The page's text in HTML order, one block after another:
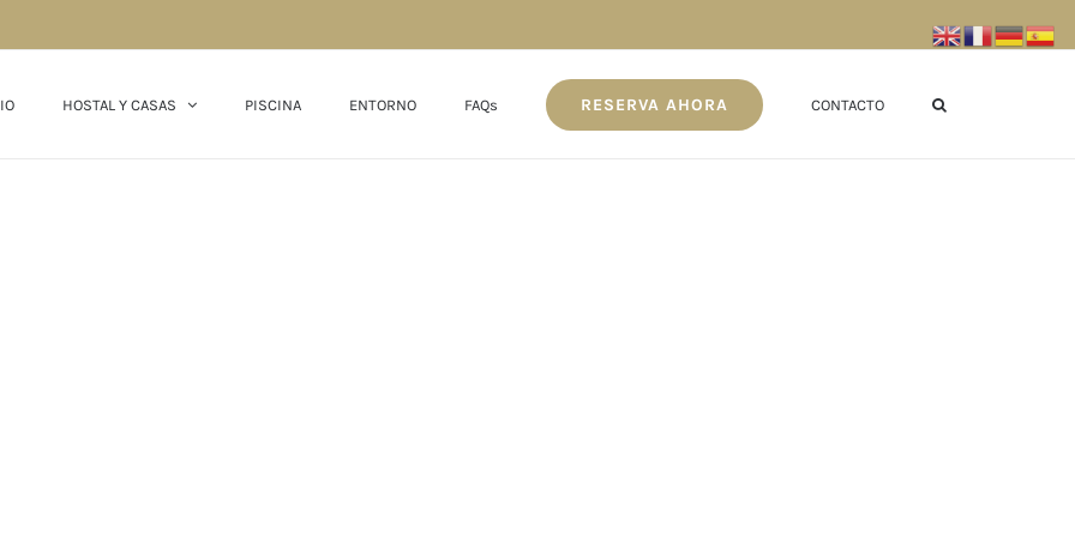
HOSTAL Y CASAS PISCINA ENTORNO FAQs RESERVA AHORA CONTACTO